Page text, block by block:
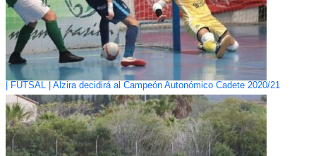
| FUTSAL | Alzira decidirá al Campeón Autonómico Cadete 2020/21